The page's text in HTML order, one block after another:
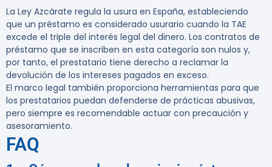
La Ley Azcárate regula la usura en España, estableciendo
que un préstamo es considerado usurario cuando la TAE
excede el triple del interés legal del dinero. Los contratos de
préstamo que se inscriben en esta categoría son nulos y,
por tanto, el prestatario tiene derecho a reclamar la
devolución de los intereses pagados en exceso.
El marco legal también proporciona herramientas para que
los prestatarios puedan defenderse de prácticas abusivas,
pero siempre es recomendable actuar con precaución y
asesoramiento.
FAQ